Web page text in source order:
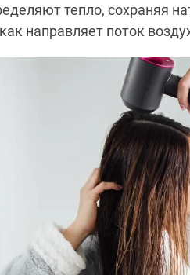
тепло, сохраняя
направляет поток